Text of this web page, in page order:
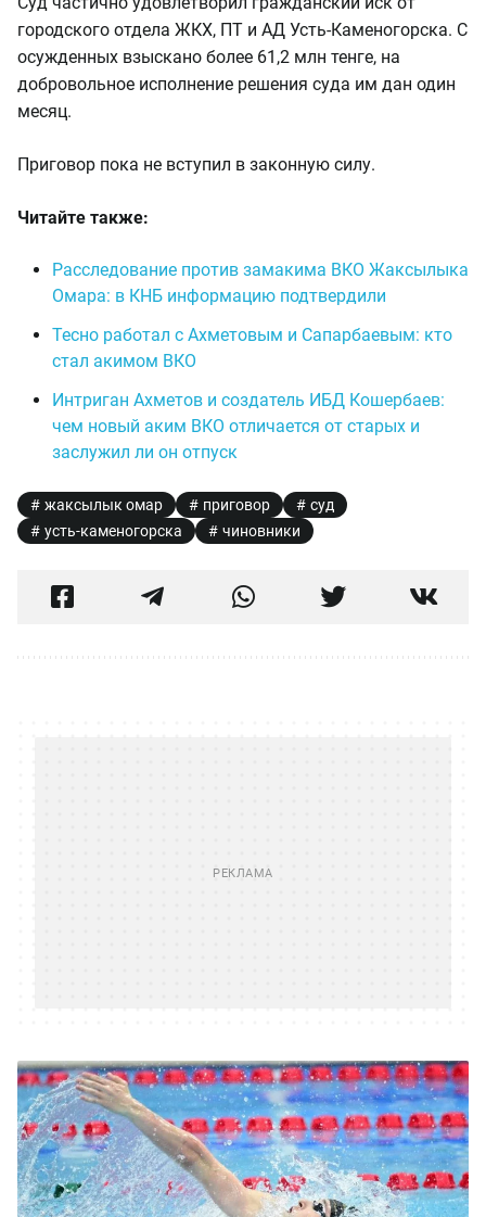
городского отдела ЖКХ, ПТ и АД Усть-Каменогорска. С
осужденных взыскано более 61,2 млн тенге, на
добровольное исполнение решения суда им дан один
месяц.
Приговор пока не вступил в законную силу.
Читайте также:
Расследование против замакима ВКО Жаксылыка
Омара: в КНБ информацию подтвердили
Тесно работал с Ахметовым и Сапарбаевым: кто
стал акимом ВКО
Интриган Ахметов и создатель ИБД Кошербаев:
чем новый аким ВКО отличается от старых и
заслужил ли он отпуск
жаксылык омар приговор
суд
усть-каменогорска
чиновники